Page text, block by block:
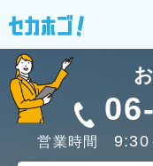
営業時間 9:30